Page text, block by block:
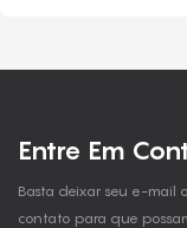
Entre Em
Basta deixar seu e-mail
contato para que